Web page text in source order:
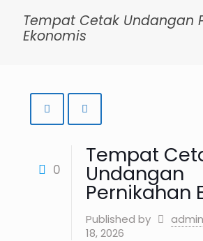
Tempat Cetak Undangan
Ekonomis
0
Tempat
Undangan
Pernikahan
Published by admin
18, 2026